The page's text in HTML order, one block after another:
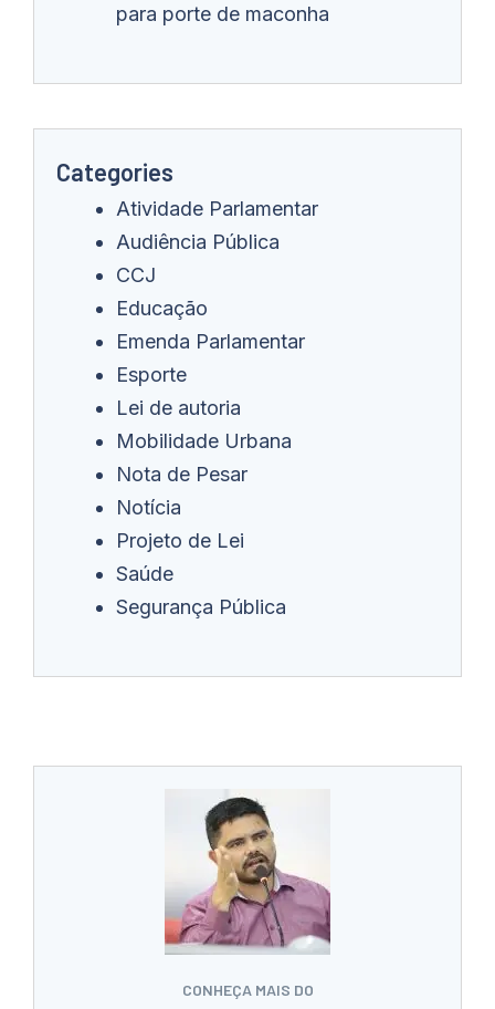
para porte de maconha
Categories
Atividade Parlamentar
Audiência Pública
CCJ
Educação
Emenda Parlamentar
Esporte
Lei de autoria
Mobilidade Urbana
Nota de Pesar
Notícia
Projeto de Lei
Saúde
Segurança Pública
CONHEÇA MAIS DO